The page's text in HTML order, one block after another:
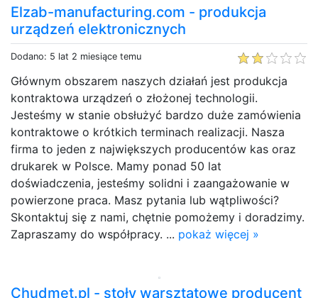
Elzab-manufacturing.com - produkcja
urządzeń elektronicznych
Dodano: 5 lat 2 miesiące temu
Głównym obszarem naszych działań jest produkcja
kontraktowa urządzeń o złożonej technologii.
Jesteśmy w stanie obsłużyć bardzo duże zamówienia
kontraktowe o krótkich terminach realizacji. Nasza
firma to jeden z największych producentów kas oraz
drukarek w Polsce. Mamy ponad 50 lat
doświadczenia, jesteśmy solidni i zaangażowanie w
powierzone praca. Masz pytania lub wątpliwości?
Skontaktuj się z nami, chętnie pomożemy i doradzimy.
Zapraszamy do współpracy. ... pokaż więcej »
Chudmet.pl - stoły warsztatowe producent